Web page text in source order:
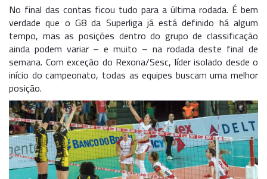
No final das contas ficou tudo para a última rodada. É bem
verdade que o G8 da Superliga já está definido há algum
tempo, mas as posições dentro do grupo de classificação
ainda podem variar – e muito – na rodada deste final de
semana. Com exceção do Rexona/Sesc, líder isolado desde o
início do campeonato, todas as equipes buscam uma melhor
posição.